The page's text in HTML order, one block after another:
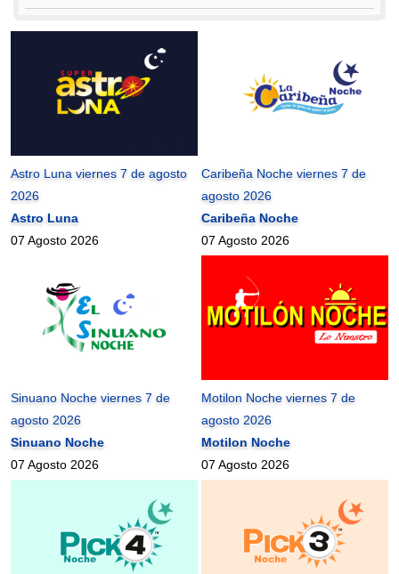
Astro Luna viernes 7 de agosto
2026
Astro Luna
07 Agosto 2026
Caribeña Noche viernes 7 de
agosto 2026
Caribeña Noche
07 Agosto 2026
Sinuano Noche viernes 7 de
agosto 2026
Sinuano Noche
07 Agosto 2026
Motilon Noche viernes 7 de
agosto 2026
Motilon Noche
07 Agosto 2026